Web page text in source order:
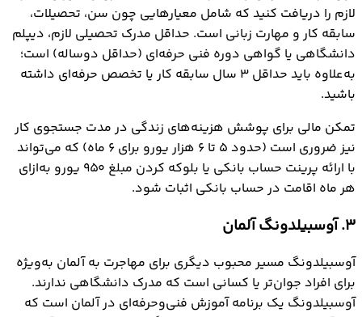
لازم را دریافت کنید که شامل معیارهایی چون سن، تحصیلات،
سابقه کار و مهارت زبانی است. حداقل مدرک تحصیلی لازم، دیپلم
دانشگاهی یا گواهی دوره فنی حرفه‌ای (حداقل دوساله) است؛
به‌علاوه باید حداقل ۳ سال سابقه کار یا تخصص حرفه‌ای داشته
باشید.
تمکن مالی برای پوشش هزینه‌های زندگی در مدت جستجوی کار
نیز ضروری است (حدود ۵ تا ۶ هزار یورو برای ۶ ماه) که می‌تواند
با ارائه پرینت حساب بانکی یا بلوکه کردن مبلغ ۹۵۰ یورو به‌ازای
هر ماه اقامت در حساب بانکی اثبات شود.
3. آوسبیلدونگ آلمان
آوسبیلدونگ مسیر محبوب دیگری برای مهاجرت به آلمان به‌ویژه
برای افراد جوان‌تر یا کسانی است که مدرک دانشگاهی ندارند.
آوسبیلدونگ یک برنامه آموزش فنی‌وحرفه‌ای در آلمان است که